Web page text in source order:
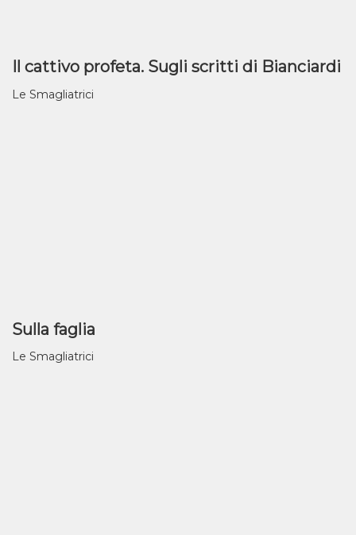
Il cattivo profeta. Sugli scritti di Bianciardi
Le Smagliatrici
Sulla faglia
Le Smagliatrici